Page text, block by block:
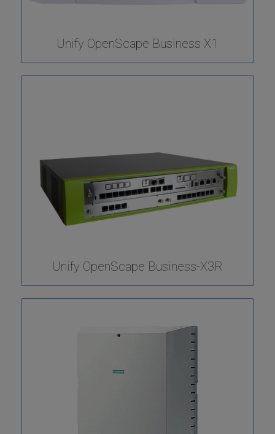
Unify OpenScape Business X1
Unify OpenScape Business-X3R